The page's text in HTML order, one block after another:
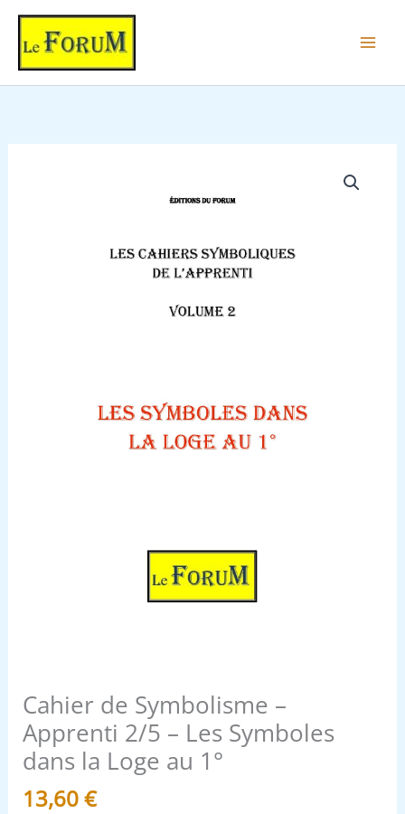
Aller
contenu
Cahier de Symbolisme –
Apprenti 2/5 – Les Symboles
dans la Loge au 1°
13,60€